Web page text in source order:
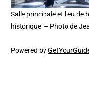
Salle principale et lieu de
historique – Photo de
Powered by